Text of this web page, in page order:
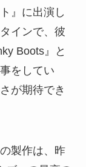
』に出演し
インで、彼
Boots』と
をしてい
が期待でき
製作は、昨